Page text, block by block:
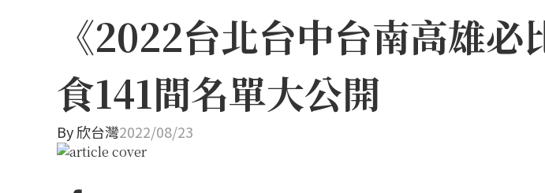
《2022台北台中台南高雄
食141間名單大公開
By欣台灣2022/08/23